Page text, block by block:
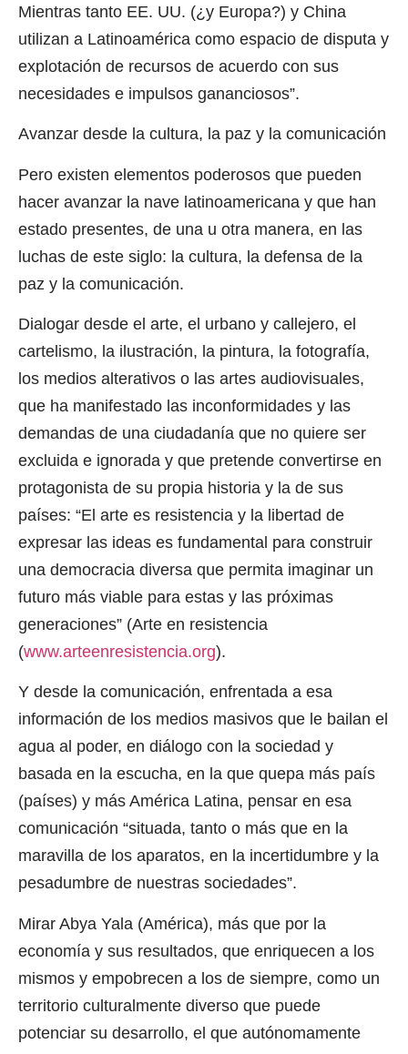
Mientras tanto EE. UU. (¿y Europa?) y China
utilizan a Latinoamérica como espacio de disputa y
explotación de recursos de acuerdo con sus
necesidades e impulsos gananciosos”.
Avanzar desde la cultura, la paz y la comunicación
Pero existen elementos poderosos que pueden
hacer avanzar la nave latinoamericana y que han
estado presentes, de una u otra manera, en las
luchas de este siglo: la cultura, la defensa de la
paz y la comunicación.
Dialogar desde el arte, el urbano y callejero, el
cartelismo, la ilustración, la pintura, la fotografía,
los medios alterativos o las artes audiovisuales,
que ha manifestado las inconformidades y las
demandas de una ciudadanía que no quiere ser
excluida e ignorada y que pretende convertirse en
protagonista de su propia historia y la de sus
países: “El arte es resistencia y la libertad de
expresar las ideas es fundamental para construir
una democracia diversa que permita imaginar un
futuro más viable para estas y las próximas
generaciones” (Arte en resistencia
(www.arteenresistencia.org).
Y desde la comunicación, enfrentada a esa
información de los medios masivos que le bailan el
agua al poder, en diálogo con la sociedad y
basada en la escucha, en la que quepa más país
(países) y más América Latina, pensar en esa
comunicación “situada, tanto o más que en la
maravilla de los aparatos, en la incertidumbre y la
pesadumbre de nuestras sociedades”.
Mirar Abya Yala (América), más que por la
economía y sus resultados, que enriquecen a los
mismos y empobrecen a los de siempre, como un
territorio culturalmente diverso que puede
potenciar su desarrollo, el que autónomamente